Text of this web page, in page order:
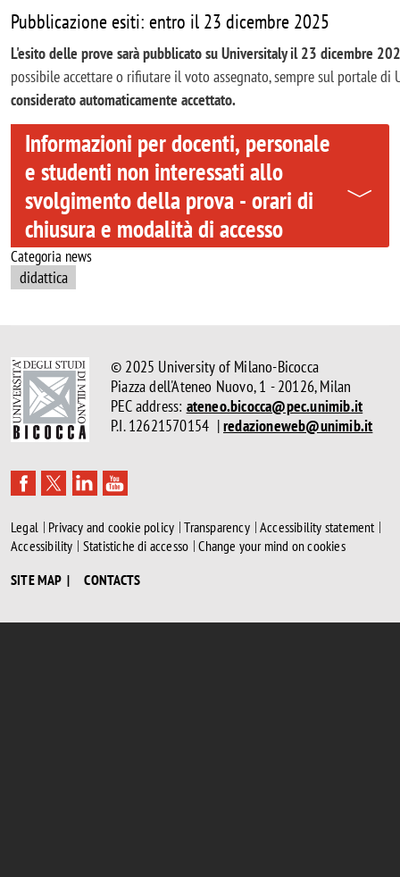
Pubblicazione esiti: entro il 23 dicembre 2025
L'esito delle prove sarà pubblicato su Universitaly il 23 dicembre
possibile accettare o rifiutare il voto assegnato, sempre sul portale
considerato automaticamente accettato.
Informazioni per docenti, personale
e studenti non interessati allo
svolgimento della prova - orari di
chiusura e modalità di accesso
Categoria news
didattica
© 2025 University of Milano-Bicocca
Piazza dell'Ateneo Nuovo, 1 - 20126, Milan
PEC address: ateneo.bicocca@pec.unimib.it
P.I. 12621570154 |redazioneweb@unimib.it
Legal Privacy and cookie policy Transparency Accessibility statement
Accessibility Statistiche di accesso Change your mind on cookies
SITE MAP
CONTACTS